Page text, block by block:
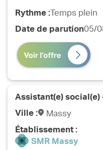
Rythme :Temps plein
Date de parution05/
Assistant(e) social(e)
Ville :
Massy
Établissement :
SMR Massy